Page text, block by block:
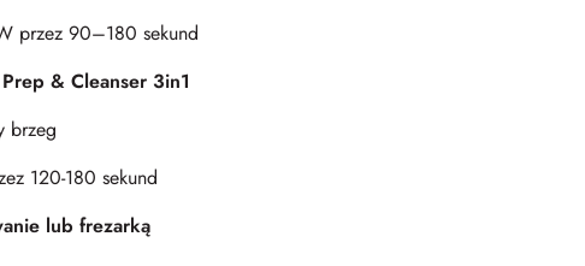
przez 90–180 sekund
& Cleanser 3in1
brzeg
120-180 sekund
lub frezarką